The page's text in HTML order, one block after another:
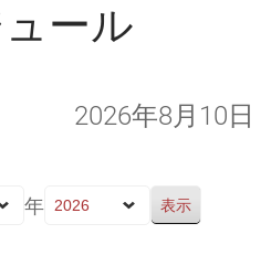
ール
2026年8月10日
年